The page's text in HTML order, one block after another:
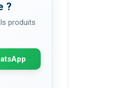
?
produits